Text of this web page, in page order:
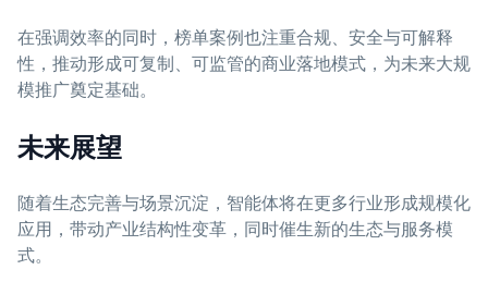
在强调效率的同时，榜单案例也注重合规、安全与可解释
性，推动形成可复制、可监管的商业落地模式，为未来大规
模推广奠定基础。
未来展望
随着生态完善与场景沉淀，智能体将在更多行业形成规模化
应用，带动产业结构性变革，同时催生新的生态与服务模
式。